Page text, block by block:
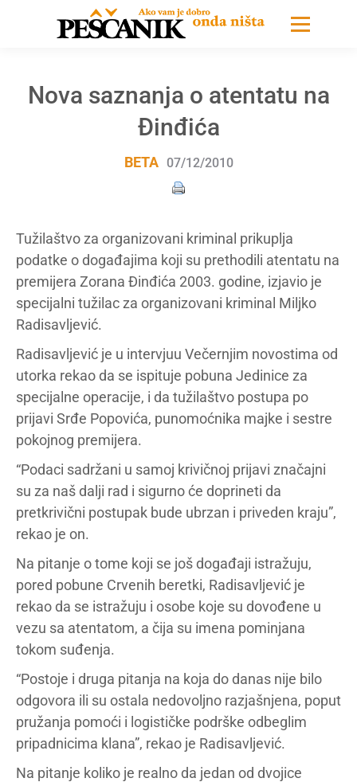
Nova saznanja o atentatu na
Đinđića
BETA 07/12/2010
Tužilaštvo za organizovani kriminal prikuplja
podatke o događajima koji su prethodili atentatu na
premijera Zorana Đinđića 2003. godine, izjavio je
specijalni tužilac za organizovani kriminal Miljko
Radisavljević.
Radisavljević je u intervjuu Večernjim novostima od
utorka rekao da se ispituje pobuna Jedinice za
specijalne operacije, i da tužilaštvo postupa po
prijavi Srđe Popovića, punomoćnika majke i sestre
pokojnog premijera.
“Podaci sadržani u samoj krivičnoj prijavi značajni
su za naš dalji rad i sigurno će doprineti da
pretkrivični postupak bude ubrzan i priveden kraju”,
rekao je on.
Na pitanje o tome koji se još događaji istražuju,
pored pobune Crvenih beretki, Radisavljević je
rekao da se istražuju i osobe koje su dovođene u
vezu sa atentatom, a čija su imena pominjana
tokom suđenja.
“Postoje i druga pitanja na koja do danas nije bilo
odgovora ili su ostala nedovoljno razjašnjena, poput
pružanja pomoći i logističke podrške odbeglim
pripadnicima klana”, rekao je Radisavljević.
Na pitanje koliko je realno da jedan od dvojice